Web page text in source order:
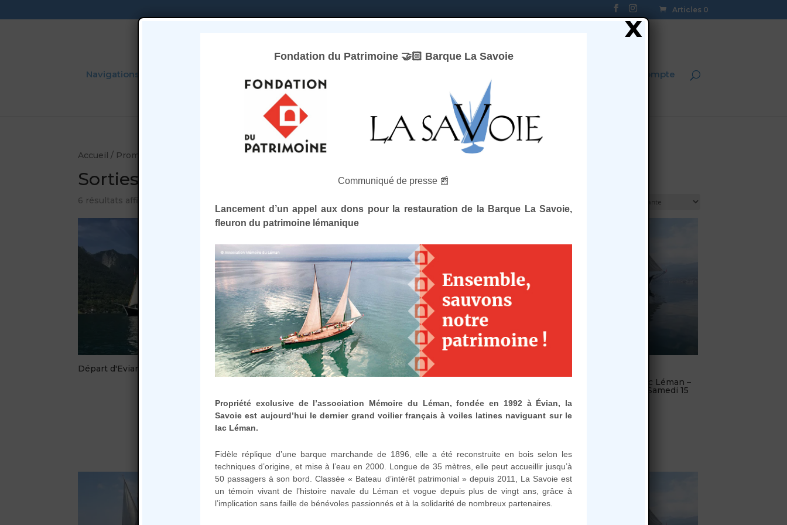
Articles 0
Navigations Mon compte
Accueil / Promenades sur le Léman / Sorties à la voile
Sorties à la voile
6 résultats affichés
Départ d'Evian Départ d'Amphion (1)
15 août 2026
Août, 15h
0,00€ – 18,00€ Plage
0,00 €
à
18,00 €
Promenade sur le Lac Léman –
Evian (sortie voile) – Samedi 15
Août, 16h30
0,00
Fondation du Patrimoine 🤝🏻 Barque La Savoie
Communiqué de presse 📰
Lancement d’un appel aux dons pour la restauration de la Barque La Savoie,
fleuron du patrimoine lémanique
Propriété exclusive de l’association Mémoire du Léman, fondée en 1992 à Évian, la
Savoie est aujourd’hui le dernier grand voilier français à voiles latines naviguant sur le
lac Léman.
Fidèle réplique d’une barque marchande de 1896, elle a été reconstruite en bois selon les
techniques d’origine, et mise à l’eau en 2000. Longue de 35 mètres, elle peut accueillir jusqu’à
50 passagers à son bord. Classée « Bateau d’intérêt patrimonial » depuis 2011, La Savoie est
un témoin vivant de l’histoire navale du Léman et vogue depuis plus de vingt ans, grâce à
l’implication sans faille de bénévoles passionnés et à la solidarité de nombreux partenaires.
x